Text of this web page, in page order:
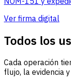
Ver firma digital
Todos los
Cada operación
flujo, la evidencia y